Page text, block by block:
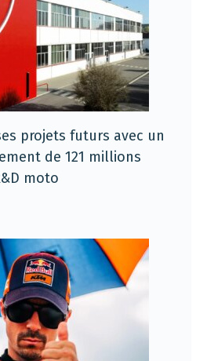
projets futurs avec un
de 121 millions
moto